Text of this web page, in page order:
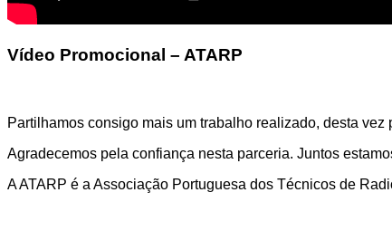
Vídeo Promocional – ATARP
Partilhamos consigo mais um trabalho realizado, desta vez
Agradecemos pela confiança nesta parceria. Juntos
A ATARP é a Associação Portuguesa dos Técnicos de